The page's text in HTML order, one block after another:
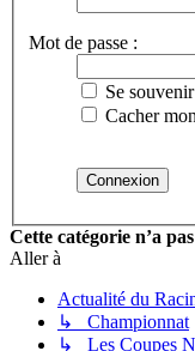
Mot de passe :
Se
Cacher
Cette catégorie n’a
Aller à
Actualité du
↳ Championnat
↳ Les Coupes